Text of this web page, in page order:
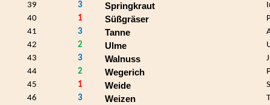
39
3 Springkraut
40
1 Süßgräser
41
3 Tanne
42
2 Ulme
43
3 Walnuss
44
2 Wegerich
45
1 Weide
46
3 Weizen